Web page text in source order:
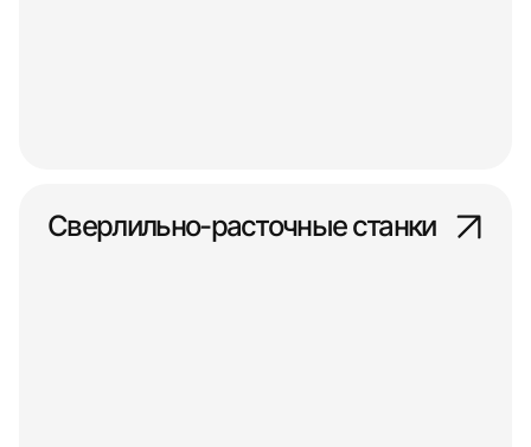
Сверлильно-расточные станки